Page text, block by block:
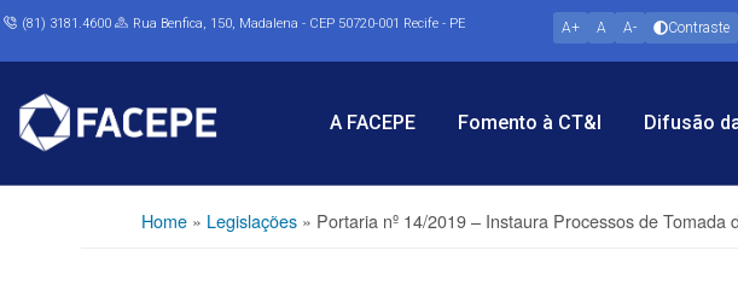
Home » Legislações » Portaria nº 14/2019 – Instaura Processos de
(81) 3181.4600 Rua Benfica, 150, Madalena - CEP 50720-001 Recife - PE A+ A A- Contraste
A FACEPE Fomento à CT&I Difusão